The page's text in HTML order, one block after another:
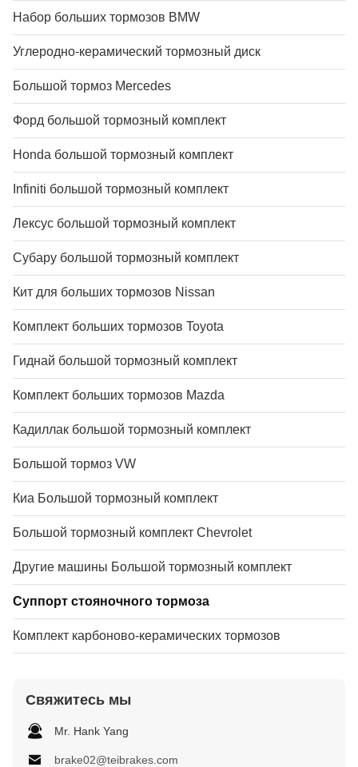
Набор больших тормозов BMW
Углеродно-керамический тормозный диск
Большой тормоз Mercedes
Форд большой тормозный комплект
Honda большой тормозный комплект
Infiniti большой тормозный комплект
Лексус большой тормозный комплект
Субару большой тормозный комплект
Кит для больших тормозов Nissan
Комплект больших тормозов Toyota
Гиднай большой тормозный комплект
Комплект больших тормозов Mazda
Кадиллак большой тормозный комплект
Большой тормоз VW
Киа Большой тормозный комплект
Большой тормозный комплект Chevrolet
Другие машины Большой тормозный комплект
Суппорт стояночного тормоза
Комплект карбоново-керамических тормозов
Свяжитесь мы
Mr. Hank Yang
brake02@teibrakes.com